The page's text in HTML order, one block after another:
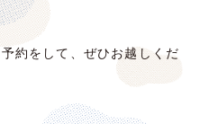
約をして、ぜひお越しくだ